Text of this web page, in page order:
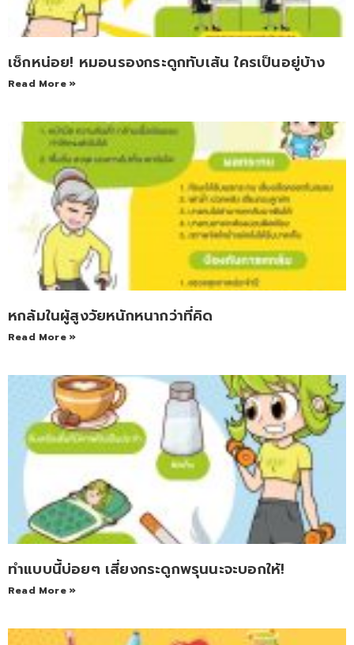
เช็กหน่อย! หมอนรองกระดูกทับเส้น ใครเป็นอยู่บ้าง
Read More »
หกล้มในผู้สูงวัยหนักหนากว่าที่คิด
Read More »
ทำแบบนี้บ่อยๆ เสี่ยงกระดูกพรุนนะจะบอกให้!
Read More »